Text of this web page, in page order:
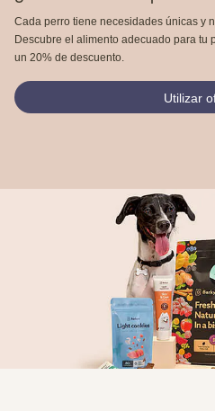
Cada perro tiene necesidades únicas y
Descubre el alimento adecuado para tu
un 20% de descuento.
Utilizar